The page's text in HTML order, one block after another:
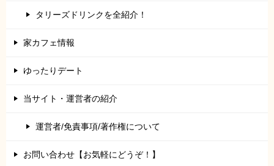
タリーズドリンクを全紹介！
家カフェ情報
ゆったりデート
当サイト・運営者の紹介
運営者/免責事項/著作権について
お問い合わせ【お気軽にどうぞ！】